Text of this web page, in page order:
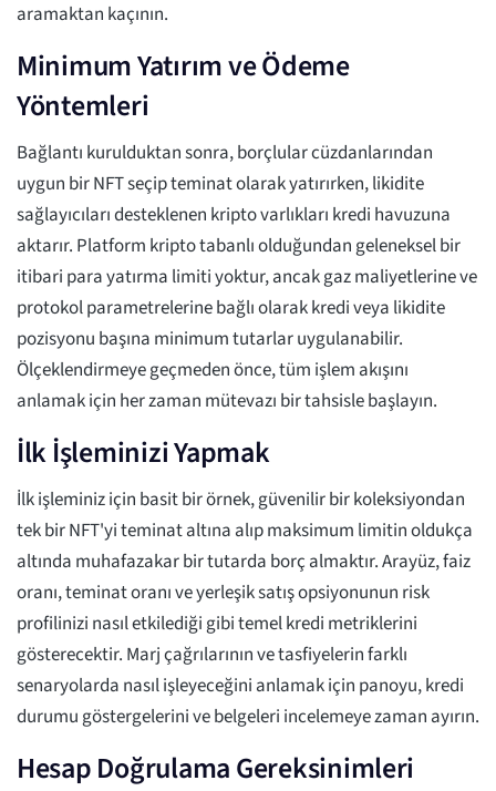
aramaktan kaçının.
Minimum Yatırım ve Ödeme
Yöntemleri
Bağlantı kurulduktan sonra, borçlular cüzdanlarından
uygun bir NFT seçip teminat olarak yatırırken, likidite
sağlayıcıları desteklenen kripto varlıkları kredi havuzuna
aktarır. Platform kripto tabanlı olduğundan geleneksel bir
itibari para yatırma limiti yoktur, ancak gaz maliyetlerine ve
protokol parametrelerine bağlı olarak kredi veya likidite
pozisyonu başına minimum tutarlar uygulanabilir.
Ölçeklendirmeye geçmeden önce, tüm işlem akışını
anlamak için her zaman mütevazı bir tahsisle başlayın.
İlk İşleminizi Yapmak
İlk işleminiz için basit bir örnek, güvenilir bir koleksiyondan
tek bir NFT'yi teminat altına alıp maksimum limitin oldukça
altında muhafazakar bir tutarda borç almaktır. Arayüz, faiz
oranı, teminat oranı ve yerleşik satış opsiyonunun risk
profilinizi nasıl etkilediği gibi temel kredi metriklerini
gösterecektir. Marj çağrılarının ve tasfiyelerin farklı
senaryolarda nasıl işleyeceğini anlamak için panoyu, kredi
durumu göstergelerini ve belgeleri incelemeye zaman ayırın.
Hesap Doğrulama Gereksinimleri